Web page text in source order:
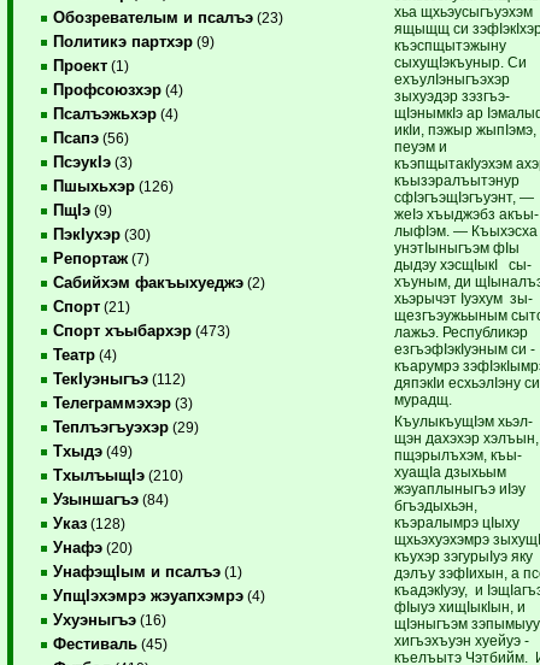
Обозревателым и псалъэ (23)
Политикэ партхэр (9)
Проект (1)
Профсоюзхэр (4)
Псалъэжьхэр (4)
Псапэ (56)
ПсэукIэ (3)
Пшыхьхэр (126)
ПщIэ (9)
ПэкIухэр (30)
Репортаж (7)
Сабийхэм факъыхуеджэ (2)
Спорт (21)
Спорт хъыбархэр (473)
Театр (4)
ТекIуэныгъэ (112)
Телеграммэхэр (3)
Теплъэгъуэхэр (29)
Тхыдэ (49)
ТхылъыщIэ (210)
Узыншагъэ (84)
Указ (128)
Унафэ (20)
УнафэщIым и псалъэ (1)
УпщIэхэмрэ жэуапхэмрэ (4)
Ухуэныгъэ (16)
Фестиваль (45)
хьа щхьэусыгъуэхэм
ящыщщ си
къэспщытэжыну
сыхущIэ­къуныр. Си
ехъу­­лIэныгъэхэр
зыхуэдэр зэз­­гъэ­
щIэнымкIэ ар
икIи, пэжыр
пеуэм и
къэпщытакIуэхэм
къы­зэралъытэнур
сфIэгъэ­щIэгъуэнт, —
жеIэ хъыджэбз акъы­
лыфIэм. — Къыхэсха
унэтIыныгъэм фIы
дыдэу хэсщIыкI сы­
хъуным, ди
хьэрычэт Iуэхум зы­
щезгъэужьыны­м
лажьэ. Республикэр
езгъэфIэкIуэным си ­
къарумрэ
дяпэкIи ес­хьэ­лIэну си
мурадщ.
КъулыкъущIэм хьэл-
щэн дахэхэр
пщэрылъхэм, къы­
хуащIа дзыхьым
жэуаплыныгъэ иIэу
бгъэдыхьэн,
къэралымрэ цIыху
щхьэхуэхэмрэ
къу­хэр зэгу­рыIуэ яку
дэлъу зэфIихын, а
къадэкIуэу, и
фIыуэ хищIыкIын, и
щIэныгъэм
хигъэхъуэн хуейуэ ­
къелъытэ Чэтбийм.